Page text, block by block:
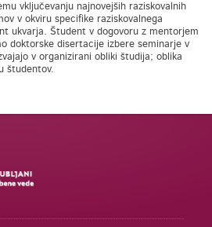
vključevanju najnovejših raziskovalnih
v okviru specifike raziskovalnega
ukvarja. Študent v dogovoru z mentorjem
doktorske disertacije izbere seminarje v
v organizirani obliki študija; oblika
študentov.